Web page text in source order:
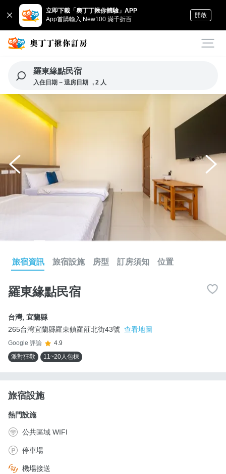
立即下載「奧丁丁揪你體驗」APP
App首購輸入 New100 滿千折百
開啟
羅東緣點民宿
入住日期 ~ 退房日期 , 2 人
旅宿資訊 旅宿設施 房型 訂房須知 位置
羅東緣點民宿
台灣, 宜蘭縣
265台灣宜蘭縣羅東鎮羅莊北街43號 查看地圖
Google 評論
4.9
派對狂歡
11~20人包棟
旅宿設施
熱門設施
公共區域 WIFI
停車場
機場接送